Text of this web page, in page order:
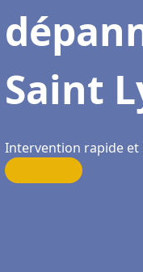
Saint
Intervention rapide et